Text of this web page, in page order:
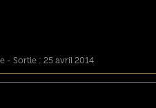
- Sortie : 25 avril 2014